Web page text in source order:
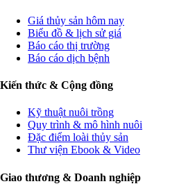
Giá thủy sản hôm nay
Biểu đồ & lịch sử giá
Báo cáo thị trường
Báo cáo dịch bệnh
Kiến thức & Cộng đồng
Kỹ thuật nuôi trồng
Quy trình & mô hình nuôi
Đặc điểm loài thủy sản
Thư viện Ebook & Video
Giao thương & Doanh nghiệp